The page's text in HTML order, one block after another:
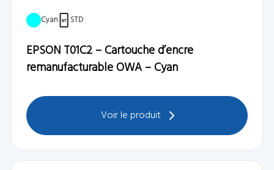
Cyan STD
EPSON T01C2 – Cartouche d’encre
remanufacturable OWA – Cyan
Voir le produit